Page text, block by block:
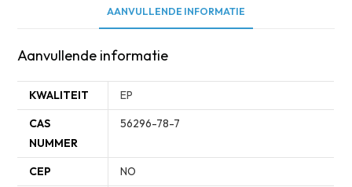
AANVULLENDE INFORMATIE
Aanvullende informatie
KWALITEIT
EP
CAS
NUMMER
56296-78-7
CEP
NO